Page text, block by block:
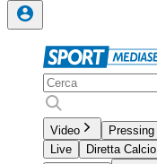
Video Pressing
Live
Diretta Calcio